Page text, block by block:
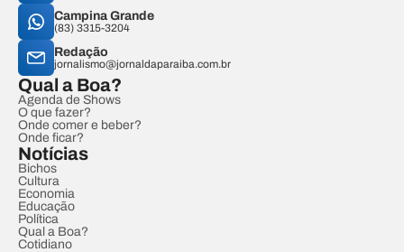
Campina Grande
(83) 3315-3204
Redação
jornalismo@jornaldaparaiba.com.br
Qual a Boa?
Agenda de Shows
O que fazer?
Onde comer e beber?
Onde ficar?
Notícias
Bichos
Cultura
Economia
Educação
Política
Qual a Boa?
Cotidiano